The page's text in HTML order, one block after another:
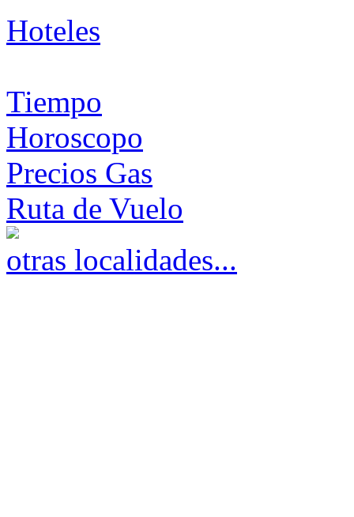
Hoteles
Tiempo
Horoscopo
Precios Gas
Ruta de Vuelo
otras localidades...